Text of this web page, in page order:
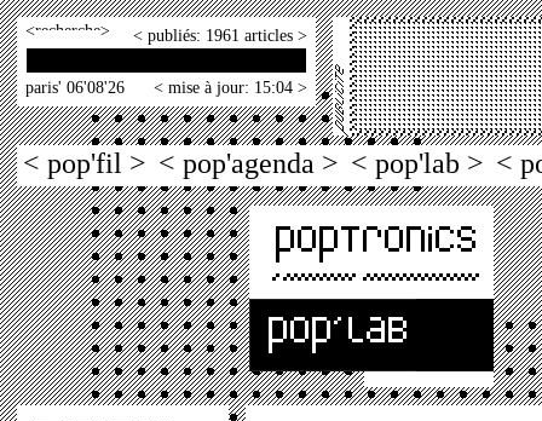
< > < publiés: 1961 articles >
paris' 06'08'26 < mise à jour: 15:04 >
< pop'fil > < pop'agenda > < pop'lab > <